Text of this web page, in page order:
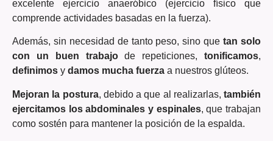
excelente ejercicio anaeróbico (ejercicio físico que
comprende actividades basadas en la fuerza).
Además, sin necesidad de tanto peso, sino quetan solo
con un buen trabajode repeticiones, tonificamos,
definimos y damos mucha fuerza a nuestros glúteos.
Mejoran la postura, debido a que al realizarlas, también
ejercitamos los abdominales y espinales, que trabajan
como sostén para mantener la posición de la espalda.